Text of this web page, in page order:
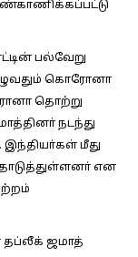
பல்வேறு
கொரோனா
தொற்று
நடந்து
மீது
என
தப்லீக் ஜமாத்